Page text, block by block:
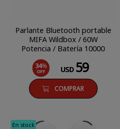
Parlante Bluetooth portable
MIFA Wildbox / 60W
Potencia / Batería 10000
mAh / IP6X
34%
OFF USD 59
COMPRAR
En stock